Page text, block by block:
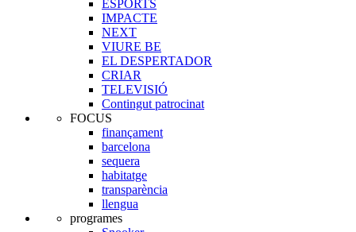
ESPORTS
IMPACTE
NEXT
VIURE BE
EL DESPERTADOR
CRIAR
TELEVISIÓ
Contingut patrocinat
FOCUS
finançament
barcelona
sequera
habitatge
transparència
llengua
programes